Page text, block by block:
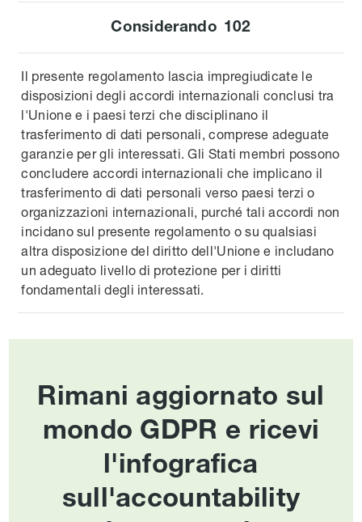
Considerando 102
Il presente regolamento lascia impregiudicate le
disposizioni degli accordi internazionali conclusi tra
l'Unione e i paesi terzi che disciplinano il
trasferimento di dati personali, comprese adeguate
garanzie per gli interessati. Gli Stati membri possono
concludere accordi internazionali che implicano il
trasferimento di dati personali verso paesi terzi o
organizzazioni internazionali, purché tali accordi non
incidano sul presente regolamento o su qualsiasi
altra disposizione del diritto dell'Unione e includano
un adeguato livello di protezione per i diritti
fondamentali degli interessati.
Rimani aggiornato sul
mondo GDPR e ricevi
l'infografica
sull'accountability